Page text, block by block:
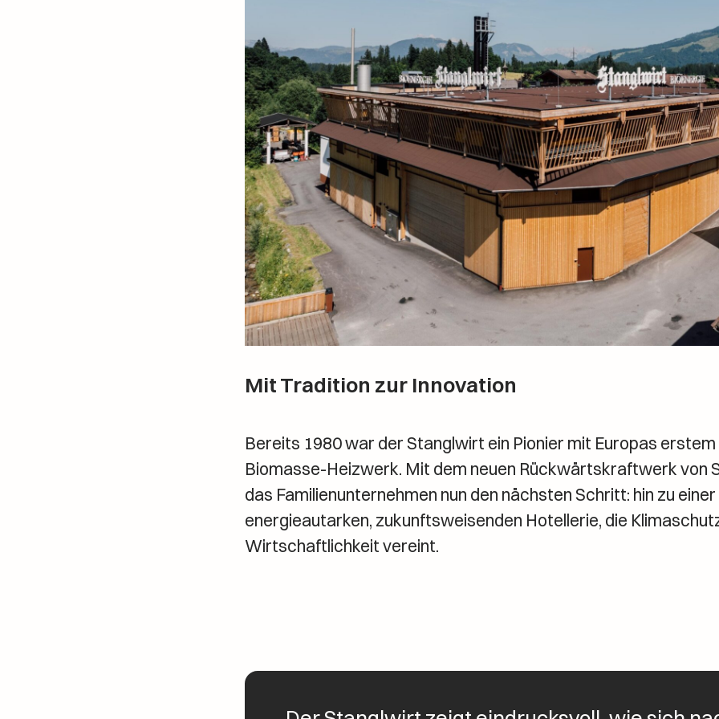
Mit Tradition zur Innovation
Bereits 1980 war der Stanglwirt ein Pionier mit Europas
Biomasse-Heizwerk. Mit dem neuen Rückwärtskraftwerk von
das Familienunternehmen nun den nächsten Schritt: hin zu einer
energieautarken, zukunftsweisenden Hotellerie, die
Wirtschaftlichkeit vereint.